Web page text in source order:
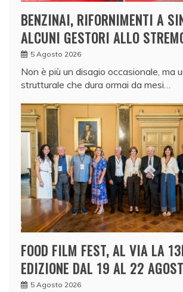
BENZINAI, RIFORNIMENTI A
ALCUNI GESTORI ALLO
5 Agosto 2026
Non è più un disagio occasionale, ma
strutturale che dura ormai da mesi…
FOOD FILM FEST, AL VIA LA
EDIZIONE DAL 19 AL 22
5 Agosto 2026